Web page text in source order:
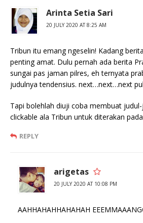
Arinta Setia Sari
20 JULY 2020 AT 8:25 AM
Tribun itu emang ngeselin! Kadang
penting amat. Dulu pernah ada berita
sungai pas jaman pilres, eh ternyata
judulnya tendensius. next…next…next
Tapi bolehlah diuji coba membuat
clickable ala Tribun untuk diterakan
REPLY
arigetas
20 JULY 2020 AT 10:08 PM
AAHHAHAHHAHAHAH